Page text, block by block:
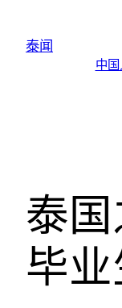
泰闻
中
泰
毕业